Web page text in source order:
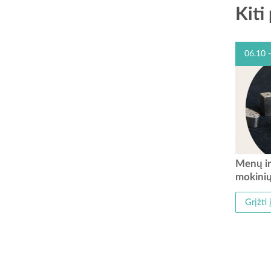
Kiti
06.10
Menų
Grįžti